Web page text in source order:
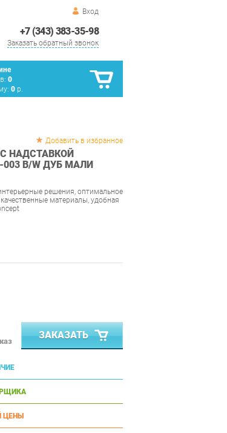
Вход
+7 (343) 383-35-98
Заказать обратный звонок
0
0 р.
Добавить в избранное
НАДСТАВКОЙ
003 B/W ДУБ МАЛИ
решения, оптимальное
материалы, удобная
ЗАКАЗАТЬ
ЦЕНЫ